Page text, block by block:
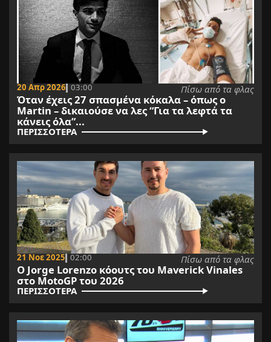
20 Απρ 2026 03:00 Πίσω από τα φλας
Όταν έχεις 27 σπασμένα κόκαλα – όπως ο
Martin – δικαιούσε να λες “Για τα λεφτά τα
κάνεις όλα”...
ΠΕΡΙΣΣΟΤΕΡΑ
21 Νοε 2025 02:00 Πίσω από τα φλας
O Jorge Lorenzo κόουτς του Maverick Vinales
στο MotoGP του 2026
ΠΕΡΙΣΣΟΤΕΡΑ